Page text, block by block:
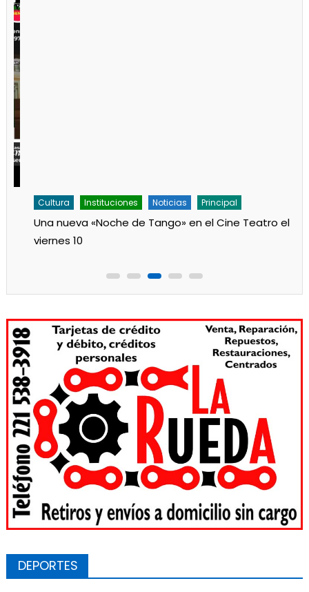
Cultura Instituciones Noticias Principal
Una nueva «Noche de Tango» en el Cine Teatro el
viernes 10
DEPORTES